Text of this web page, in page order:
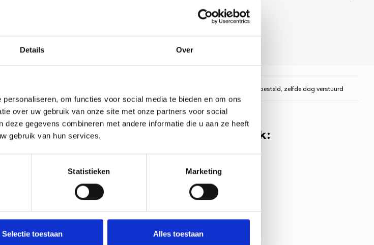
Details Over
om functies voor social media te bieden en om ons
over uw gebruik van onze site met onze partners voor social
gegevens combineren met andere informatie die u aan ze heeft
gebruik van hun services.
Statistieken Marketing
Selectie toestaan Alles toestaan
Voor 16:00 uur besteld, zelfde dag verstuurd
Dit vind je misschien ook leuk:
Smith - Know Your Gin